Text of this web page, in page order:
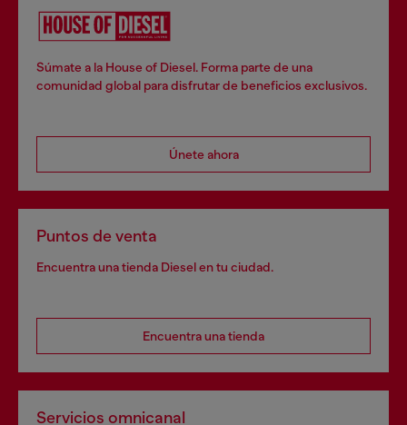
Súmate a la House of Diesel. Forma parte de una
comunidad global para disfrutar de beneficios exclusivos.
Únete ahora
Puntos de venta
Encuentra una tienda Diesel en tu ciudad.
Encuentra una tienda
Servicios omnicanal